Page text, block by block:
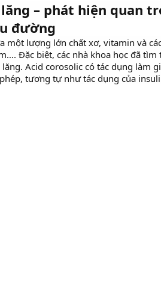
– phát hiện quan
đường
một lượng lớn chất xơ, vitamin và
Đặc biệt, các nhà khoa học đã tìm
Acid corosolic có tác dụng làm
tương tự như tác dụng của